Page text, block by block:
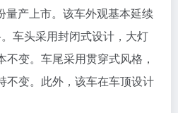
量产上市。该车外观基本延续
车头采用封闭式设计，大灯
变。车尾采用贯穿式风格，
不变。此外，该车在车顶设计